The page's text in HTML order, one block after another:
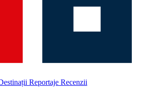
Reportaje Recenzii